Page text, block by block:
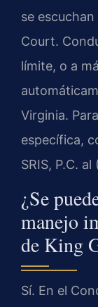
se
Court.
límite, o a
Virginia.
específica,
SRIS, P.C.
¿Se
manejo
de King
Sí. En el